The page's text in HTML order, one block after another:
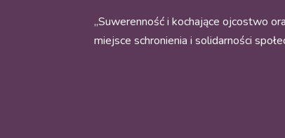
„Suwerenność i kochające ojcostwo
miejsce schronienia i solidarności